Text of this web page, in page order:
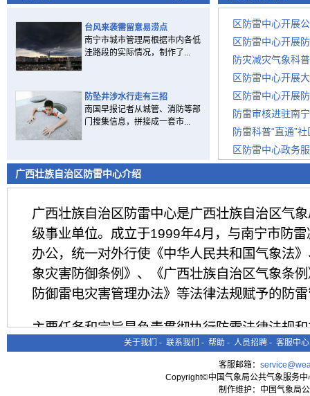
台风来袭需留意易涝点
南宁市城市管理局根据市内各低
洼路段的实际情况，制作了...
防坠井涉水行走有三招
南国早报记者从城管、消防等部
门搜集信息，拼接成一套市...
区防雷中心开展
区防雷中心开展
防灾减灾气象科
区防雷中心开展
区防雷中心开展
防雷审核进驻南
防雷科普“直通”
区防雷中心政务
广西壮族自治区防雷中心介绍
广西壮族自治区防雷中心是广西壮族自治区气
级事业单位。成立于1999年4月，与南宁市防
办公，统一对外行使《中华人民共和国气象法
象灾害防御条例》、《广西壮族自治区气象条
防御雷电灾害管理办法》等法律法规赋予的防
主要任务和宗旨是负责贯彻执行防雷法律法规
灾工作业务指导，防雷科普宣传教育；负责防
收技术服务，防雷安全定期检测，雷电监测预
务，雷电灾害风险评估，雷电灾害应急处置，
关于我们 - 联系我们 - 帮助 - 人员招聘 - 客服中心
客服邮箱：
Copyright©中国气象局公共气象服务
制作维护：中国气象局